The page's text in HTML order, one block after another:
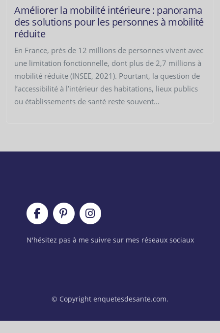
Améliorer la mobilité intérieure : panorama
des solutions pour les personnes à mobilité
réduite
En France, près de 12 millions de personnes vivent avec
une limitation fonctionnelle, dont plus de 2,7 millions à
mobilité réduite (INSEE, 2021). Pourtant, la question de
l’accessibilité à l’intérieur des habitations, lieux publics
ou établissements de santé reste souvent...
N'hésitez pas à me suivre sur mes réseaux sociaux
© Copyright enquetesdesante.com.